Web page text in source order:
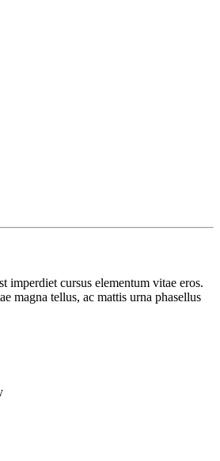
imperdiet cursus elementum vitae eros.
magna tellus, ac mattis urna phasellus